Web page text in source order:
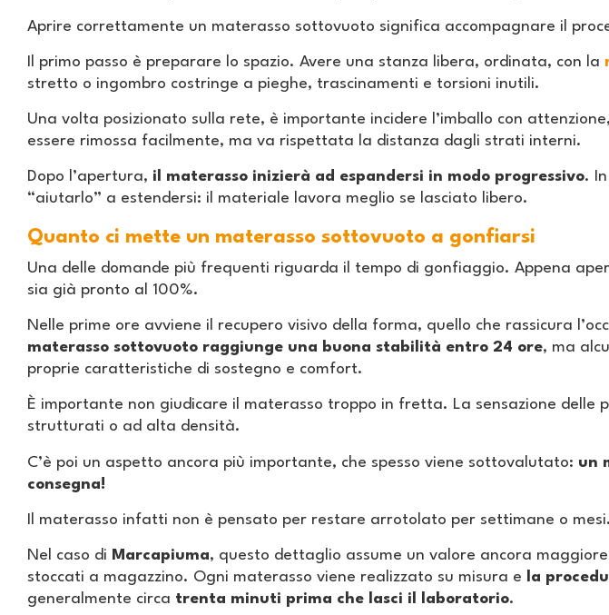
Aprire correttamente un materasso sottovuoto significa accompagnare il
Il primo passo è preparare lo spazio. Avere una stanza libera, ordinata, con la
stretto o ingombro costringe a pieghe, trascinamenti e torsioni inutili.
Una volta posizionato sulla rete, è importante incidere l’imballo con
essere rimossa facilmente, ma va rispettata la distanza dagli strati interni.
Dopo l’apertura, il materasso inizierà ad espandersi in modo progressivo.
“aiutarlo” a estendersi: il materiale lavora meglio se lasciato libero.
Quanto ci mette un materasso sottovuoto a gonfiarsi
Una delle domande più frequenti riguarda il tempo di gonfiaggio. Appena
sia già pronto al 100%.
Nelle prime ore avviene il recupero visivo della forma, quello che rassicura
materasso sottovuoto raggiunge una buona stabilità entro 24 ore, ma
proprie caratteristiche di sostegno e comfort.
È importante non giudicare il materasso troppo in fretta. La sensazione
strutturati o ad alta densità.
C’è poi un aspetto ancora più importante, che spesso viene sottovalutato: un
consegna!
Il materasso infatti non è pensato per restare arrotolato per settimane o mesi.
Nel caso di Marcapiuma, questo dettaglio assume un valore ancora
stoccati a magazzino. Ogni materasso viene realizzato su misura e
la
generalmente circa trenta minuti prima che lasci il laboratorio.